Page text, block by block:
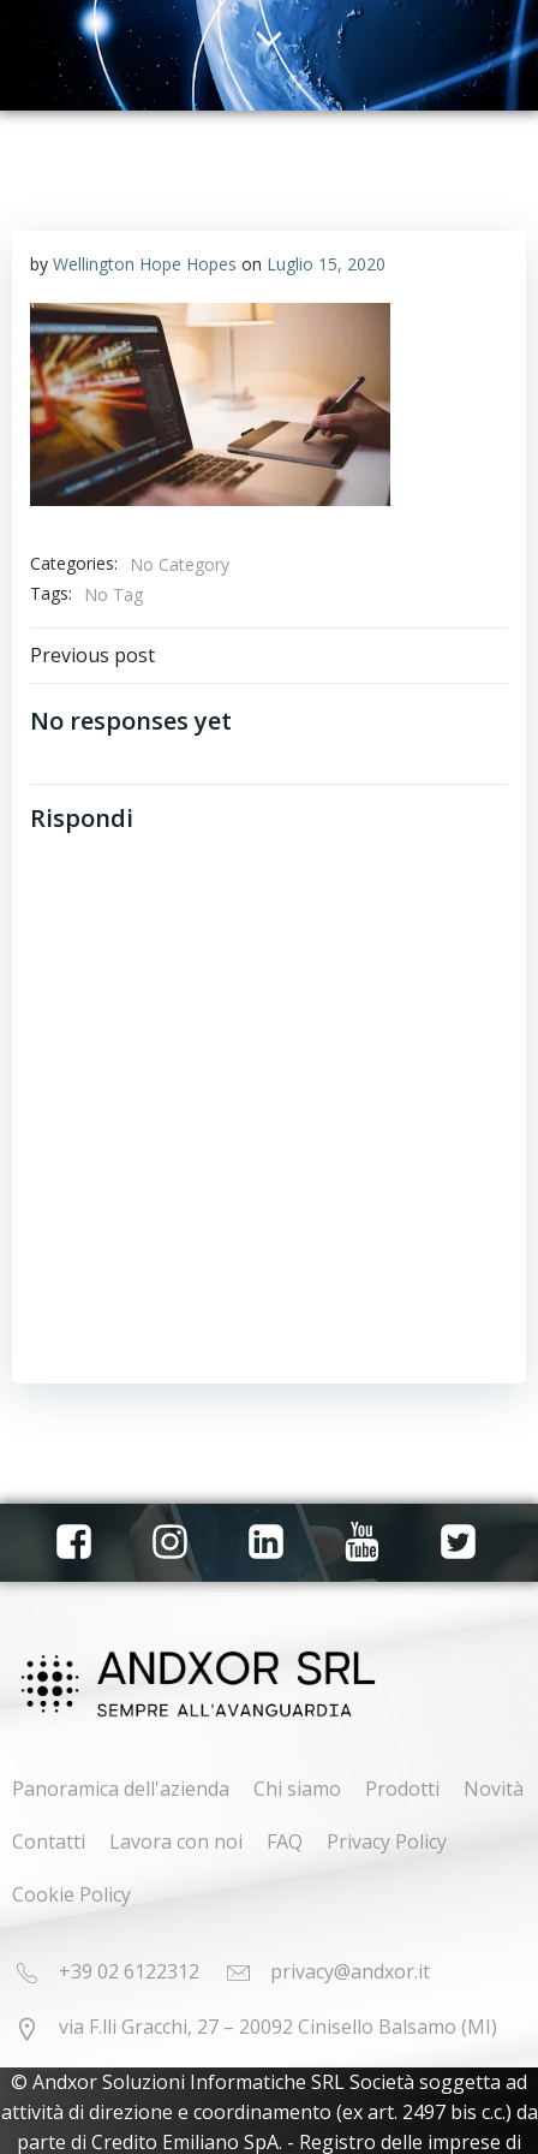
by Wellington Hope Hopes on Luglio 15, 2020
Categories:
No Category
Tags:
No Tag
Post
navigation
Previous post
No responses yet
Rispondi
Panoramica dell'azienda Chi siamo Prodotti
Novità
Contatti
Lavora con noi FAQ
Privacy Policy
Cookie Policy
+39 02 6122312 privacy@andxor.it
via F.lli Gracchi, 27 – 20092 Cinisello Balsamo (MI)
© Andxor Soluzioni Informatiche SRL Società soggetta ad
attività di direzione e coordinamento (ex art. 2497 bis c.c.) da
parte di Credito Emiliano SpA. - Registro delle imprese di